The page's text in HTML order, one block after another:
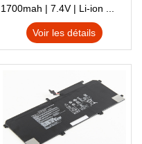
IC-F61 IC-M87
1700mah | 7.4V | Li-ion ...
Voir les détails